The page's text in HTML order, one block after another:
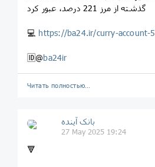
گذشته از مرز 221 درصد، عبور کرد
💻 https://ba24.ir/curry-account-5
🆔@ba24ir
Читать полностью…
بانک آینده
27 May 2025 19:24
🔻